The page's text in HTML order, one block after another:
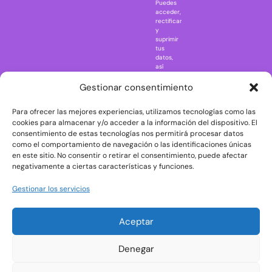
Gestionar consentimiento
Para ofrecer las mejores experiencias, utilizamos tecnologías como las
cookies para almacenar y/o acceder a la información del dispositivo. El
consentimiento de estas tecnologías nos permitirá procesar datos
como el comportamiento de navegación o las identificaciones únicas
en este sitio. No consentir o retirar el consentimiento, puede afectar
negativamente a ciertas características y funciones.
Gestionar los servicios
Aceptar
Denegar
Rick and
The Big Bang
Theory
The Blues
Brothers
The
The Shining
Puedes
acceder,
rectificar
y
suprimir
tus
datos,
así
ejercer
consultando
la
información
adicional
y
detallada
sobre